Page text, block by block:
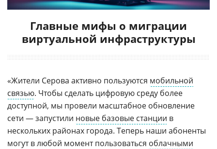
Главные мифы о миграции
виртуальной инфраструктуры
«Жители Серова активно пользуются мобильной
связью. Чтобы сделать цифровую среду более
доступной, мы провели масштабное обновление
сети — запустили новые базовые станции в
нескольких районах города. Теперь наши абоненты
могут в любой момент пользоваться облачными